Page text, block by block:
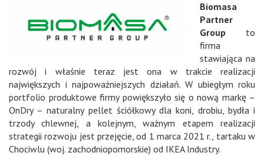
Biomasa
Partner
Group to
firma
stawiająca na
rozwój i właśnie teraz jest ona w trakcie realizacji
największych i najpoważniejszych działań. W ubiegłym roku
portfolio produktowe firmy powiększyło się o nową markę –
OnDry – naturalny pellet ściółkowy dla koni, drobiu, bydła i
trzody chlewnej, a kolejnym, ważnym etapem realizacji
strategii rozwoju jest przejęcie, od 1 marca 2021 r., tartaku w
Chociwlu (woj. zachodniopomorskie) od IKEA Industry.